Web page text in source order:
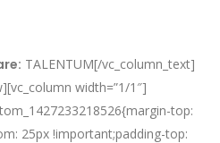
TALENTUM[/vc_column_text]
width=”1/1″]
top:
25px !important;padding-top: